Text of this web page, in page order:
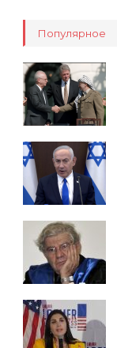
Популярное